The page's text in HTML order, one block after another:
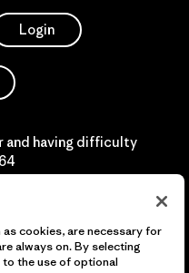
Login
and having difficulty
cookies, are necessary for
always on. By selecting
to the use of optional